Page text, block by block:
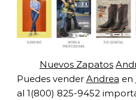
Nuevos Zapatos
Puedes vender Andrea en
al 1(800) 825-9452